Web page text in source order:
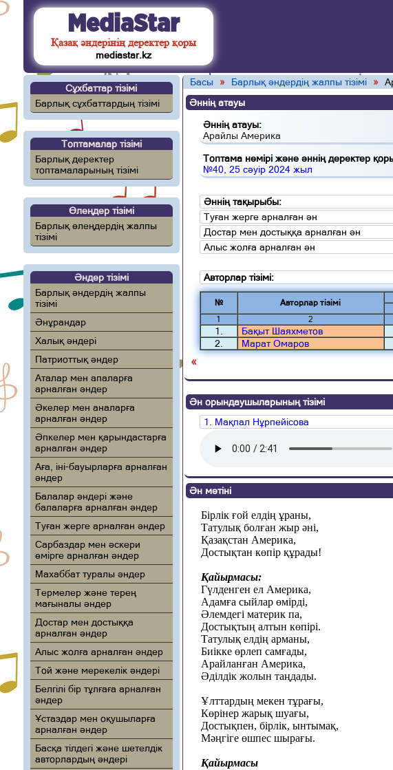
MediaStar
Қазақ әндерінің деректер қоры
mediastar.kz
Сұхбаттар тізімі
Барлық сұхбаттардың тізімі
Топтамалар тізімі
Барлық деректер
топтамаларының тізімі
Өлеңдер тізімі
Барлық өлеңдердің жалпы
тізімі
Әндер тізімі
Барлық әндердің жалпы
тізімі
Әнұрандар
Халық әндері
Патриоттық әндер
Аталар мен апаларға
арналған әндер
Әкелер мен аналарға
арналған әндер
Әпкелер мен қарындастарға
арналған әндер
Аға, іні-бауырларға арналған
әндер
Балалар әндері және
балаларға арналған әндер
Туған жерге арналған әндер
Сарбаздар мен әскери
өмірге арналған әндер
Махаббат туралы әндер
Термелер және терең
мағыналы әндер
Достар мен достыққа
арналған әндер
Алыс жолға арналған әндер
Той және мерекелік әндері
Белгілі бір тұлғаға арналған
әндер
Ұстаздар мен оқушыларға
арналған әндер
Басқа тілдегі және шетелдік
авторлардың әндері
Басы » Барлық әндердің жалпы тізімі »
Әннің атауы
Әннің атауы:
Арайлы Америка
Топтама нөмірі және әннің деректер
№40, 25 сәуір 2024 жыл
Әннің тақырыбы:
Туған жерге арналған ән
Достар мен достыққа арналған ән
Алыс жолға арналған ән
Авторлар тізімі:
№ Авторлар тізімі
1
2
1.
Бақыт Шаяхметов
2.
Марат Омаров
«
Ән орындаушыларының тізімі
1. Мақпал Нұрпейісова
Ән мәтіні
Бірлік ғой елдің ұраны,
Татулық болған жыр әні,
Қазақстан Америка,
Достықтан көпір құрады!
Қайырмасы:
Гүлденген ел Америка,
Адамға сыйлар өмірді,
Әлемдегі материк па,
Достықтың алтын көпірі.
Татулық елдің арманы,
Биікке өрлеп самғады,
Арайланған Америка,
Әділдік жолын таңдады.
Ұлттардың мекен тұрағы,
Көрінер жарық шуағы,
Достықпен, бірлік, ынтымақ,
Мәңгіге өшпес шырағы.
Қайырмасы